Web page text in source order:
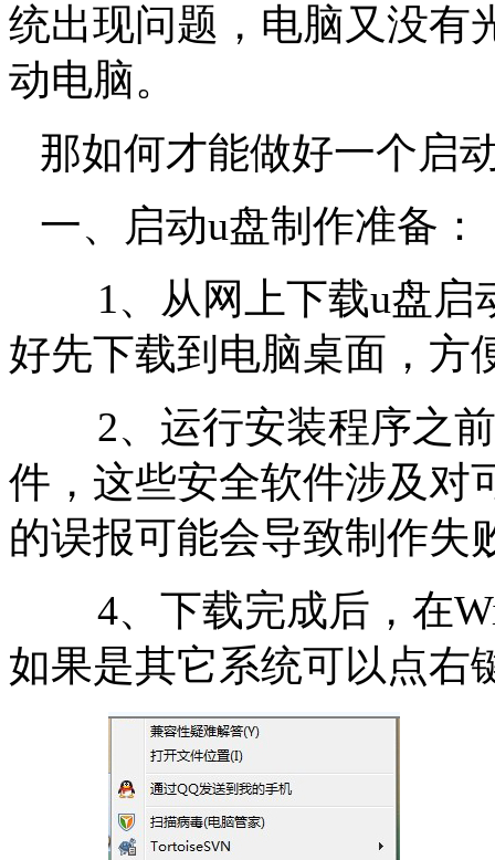
统出现问题，电脑又没有
动电脑。
那如何才能做好一个启
一、
启动u盘制作准备：
1、从网上下载u盘启
好先下载到电脑桌面，方
2、 运行安装程序之
件， 这些安全软件涉及对
的误报可能会导致制作失
4、下载完成后，在
如果是其它系统可以点右